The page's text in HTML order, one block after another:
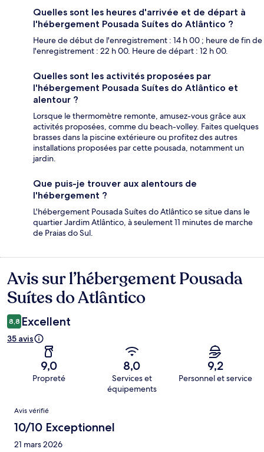
Quelles sont les heures d'arrivée et de départ à
l'hébergement Pousada Suítes do Atlântico ?
Heure de début de l'enregistrement : 14 h 00 ; heure de fin de
l'enregistrement : 22 h 00. Heure de départ : 12 h 00.
Quelles sont les activités proposées par
l'hébergement Pousada Suítes do Atlântico et
alentour ?
Lorsque le thermomètre remonte, amusez-vous grâce aux
activités proposées, comme du beach-volley. Faites quelques
brasses dans la piscine extérieure ou profitez des autres
installations proposées par cette pousada, notamment un
jardin.
Que puis-je trouver aux alentours de
l'hébergement ?
L'hébergement Pousada Suítes do Atlântico se situe dans le
quartier Jardim Atlântico, à seulement 11 minutes de marche
de Praias do Sul.
Avis
Avis sur l’hébergement Pousada
Suítes do Atlântico
8,8 Excellent
35 avis
9,0
Propreté
8,0
Services et
équipements
9,2
Personnel et service
Avis
Avis vérifié
10/10 Exceptionnel
21 mars 2026